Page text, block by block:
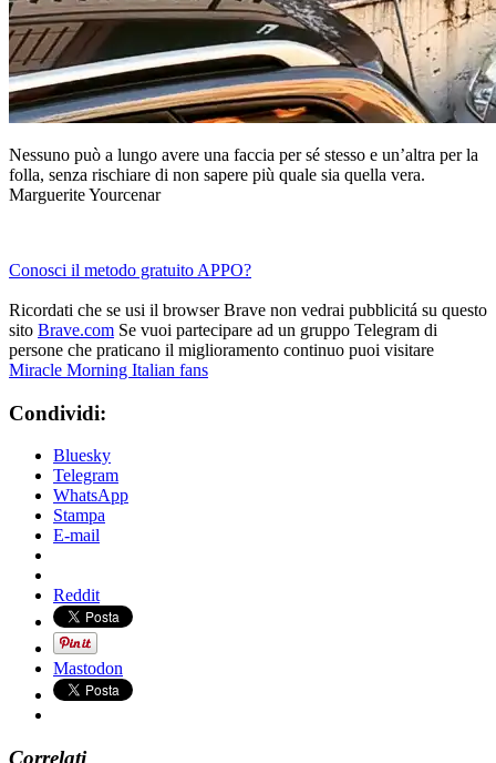
Nessuno può a lungo avere una faccia per sé stesso e un’altra per la
folla, senza rischiare di non sapere più quale sia quella vera.
Marguerite Yourcenar
Conosci il metodo gratuito APPO?
Ricordati che se usi il browser Brave non vedrai pubblicitá su questo
sito Brave.com Se vuoi partecipare ad un gruppo Telegram di
persone che praticano il miglioramento continuo puoi visitare
Miracle Morning Italian fans
Condividi:
Bluesky
Telegram
WhatsApp
Stampa
E-mail
Reddit
Mastodon
Correlati